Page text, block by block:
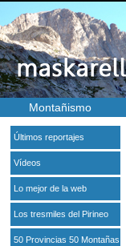
Montañismo
Últimos reportajes
Vídeos
Lo mejor de la web
Los tresmiles del Pirineo
50 Provincias 50 Montañas